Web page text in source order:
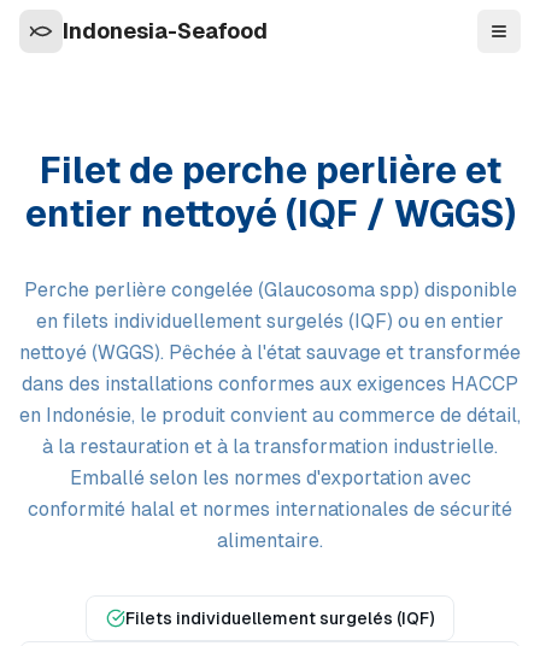
Indonesia-Seafood
Filet de perche perlière et
entier nettoyé (IQF / WGGS)
Perche perlière congelée (Glaucosoma spp) disponible
en filets individuellement surgelés (IQF) ou en entier
nettoyé (WGGS). Pêchée à l'état sauvage et transformée
dans des installations conformes aux exigences HACCP
en Indonésie, le produit convient au commerce de détail,
à la restauration et à la transformation industrielle.
Emballé selon les normes d'exportation avec
conformité halal et normes internationales de sécurité
alimentaire.
Filets individuellement surgelés (IQF)